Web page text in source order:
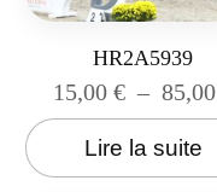
HR2A5939
15,00 € – 85,00
Lire la suite